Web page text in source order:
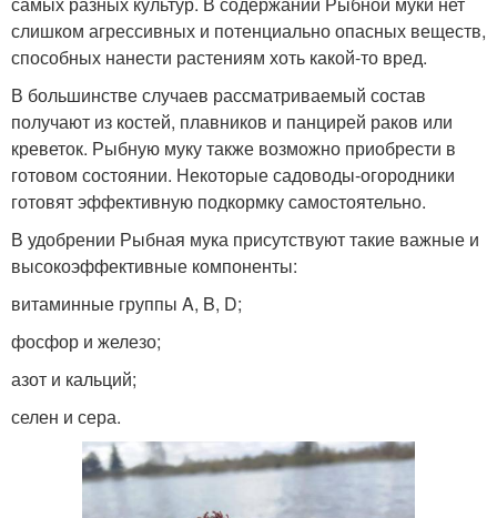
слишком агрессивных и потенциально опасных веществ,
способных нанести растениям хоть какой-то вред.
В большинстве случаев рассматриваемый состав
получают из костей, плавников и панцирей раков или
креветок. Рыбную муку также возможно приобрести в
готовом состоянии. Некоторые садоводы-огородники
готовят эффективную подкормку самостоятельно.
В удобрении Рыбная мука присутствуют такие важные и
высокоэффективные компоненты:
витаминные группы A, B, D;
фосфор и железо;
азот и кальций;
селен и сера.